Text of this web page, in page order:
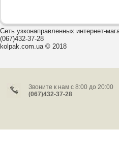
Сеть узконаправленных интернет-
(067)432-37-28
kolpak.com.ua © 2018
Звоните к нам c 8:00 до 20:00
(067)432-37-28